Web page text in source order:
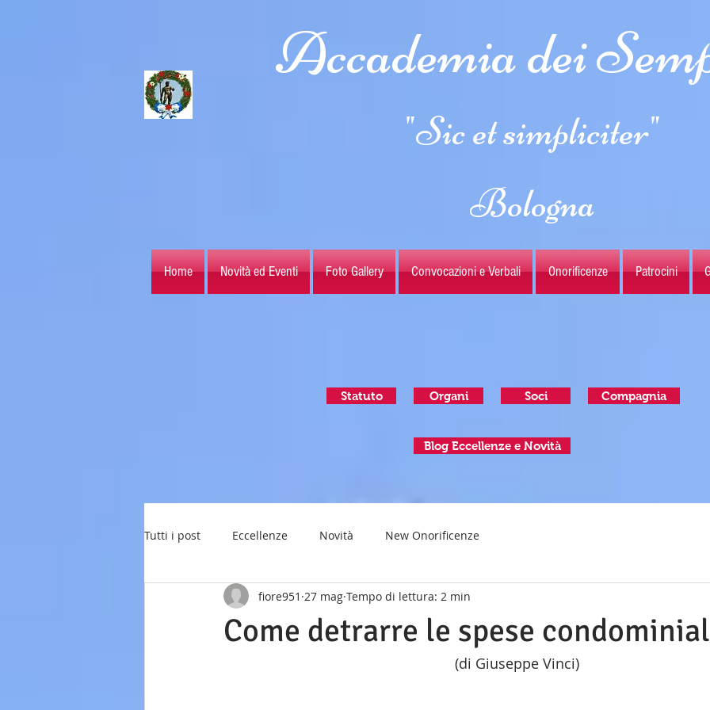
Accademia dei
"Sic et simpliciter"
Bologna
Home Novità ed Eventi Foto Gallery Convocazioni e Verbali Onorificenze Patrocini
Statuto Organi Soci Compagnia
Blog Eccellenze e Novità
Tutti i post Eccellenze Novità New Onorificenze
Come detrarre le spese
fiore951 27 mag Tempo di lettura: 2 min
(di Giuseppe Vinci)